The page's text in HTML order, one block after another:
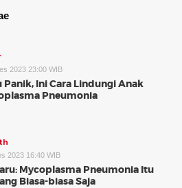
2023 23:00 WIB
Panik, Ini Cara Lindungi Anak
Pneumonia
2023 16:40 WIB
Mycoplasma Pneumonia Itu
Biasa-biasa Saja